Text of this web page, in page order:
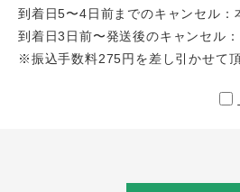
到着日5〜4日前までのキャンセル
到着日3日前〜発送後のキャンセル
※振込手数料275円を差し引かせて